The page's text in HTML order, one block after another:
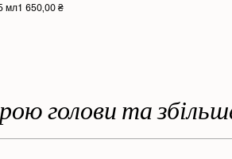
мл1 650,00 ₴
голови та